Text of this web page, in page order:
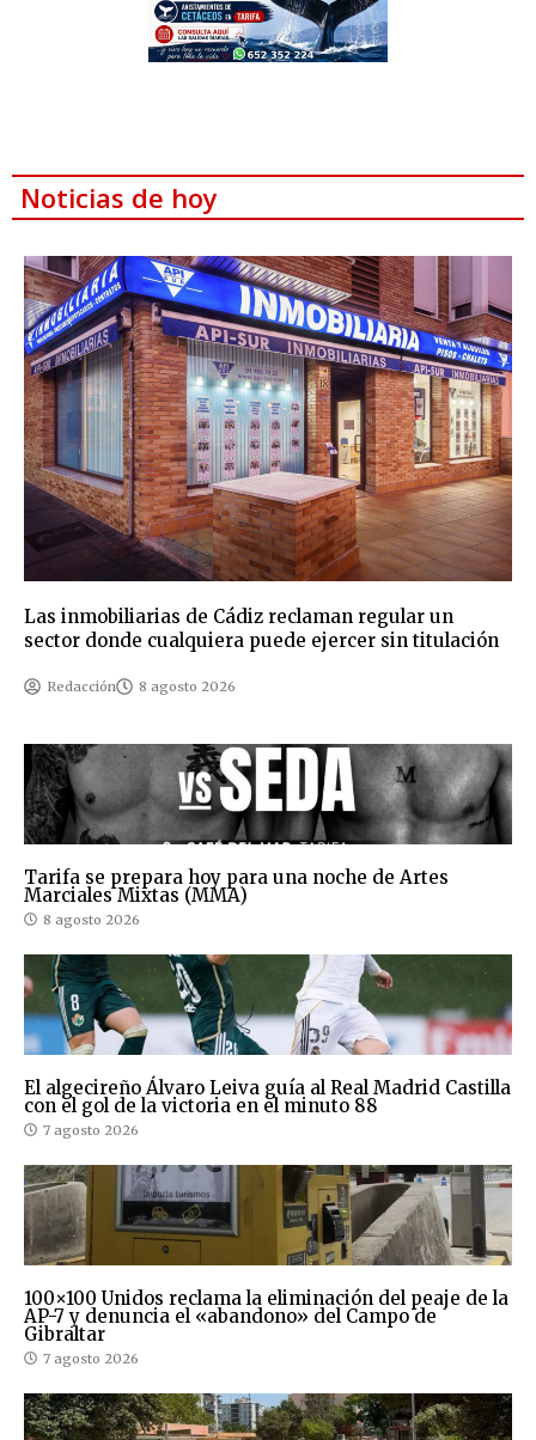
Noticias de hoy
Las inmobiliarias de Cádiz reclaman regular un
sector donde cualquiera puede ejercer sin titulación
Redacción 8 agosto 2026
Tarifa se prepara hoy para una noche de Artes
Marciales Mixtas (MMA)
8 agosto 2026
El algecireño Álvaro Leiva guía al Real Madrid Castilla
con el gol de la victoria en el minuto 88
7 agosto 2026
100×100 Unidos reclama la eliminación del peaje de la
AP-7 y denuncia el «abandono» del Campo de
Gibraltar
7 agosto 2026